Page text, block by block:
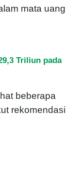
mata uang
Triliun pada
beberapa
rekomendasi